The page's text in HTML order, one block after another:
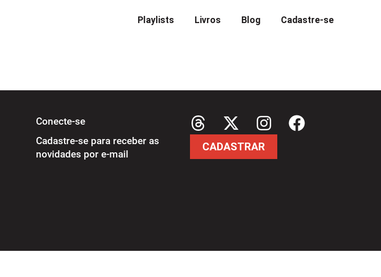
Playlists Livros Blog Cadastre-se
Conecte-se
Cadastre-se para receber as
novidades por e-mail
CADASTRAR